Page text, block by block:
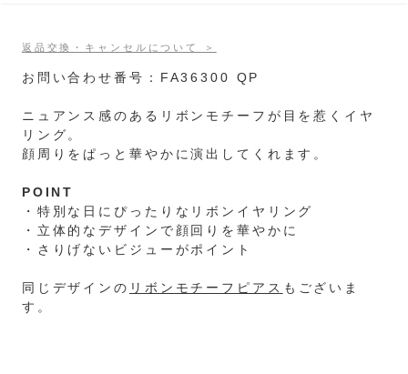
返品交換・キャンセルについて ＞
お問い合わせ番号：FA36300 QP
ニュアンス感のあるリボンモチーフが目を惹くイヤ
リング。
顔周りをぱっと華やかに演出してくれます。
POINT
・特別な日にぴったりなリボンイヤリング
・立体的なデザインで顔回りを華やかに
・さりげないビジューがポイント
同じデザインの リボンモチーフピアス もございま
す。